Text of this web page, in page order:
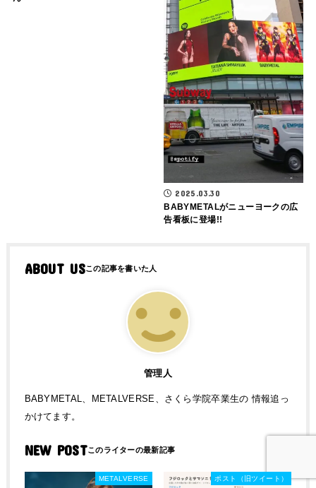
2025.03.30
BABYMETALがニューヨークの広
告看板に登場!!
ABOUT US
管理人
BABYMETAL、METALVERSE、さくら学院卒業生の 情報追っ
かけてます。
NEW POST
METALVERSE ポスト（旧ツイート）